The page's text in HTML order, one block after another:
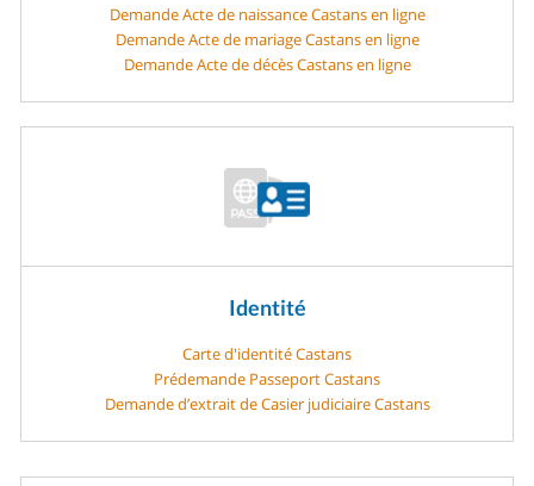
Demande Acte de naissance Castans en ligne
Demande Acte de mariage Castans en ligne
Demande Acte de décès Castans en ligne
Identité
Carte d'identité Castans
Prédemande Passeport Castans
Demande d’extrait de Casier judiciaire Castans